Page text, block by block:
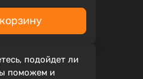
подойдет ли
поможем и